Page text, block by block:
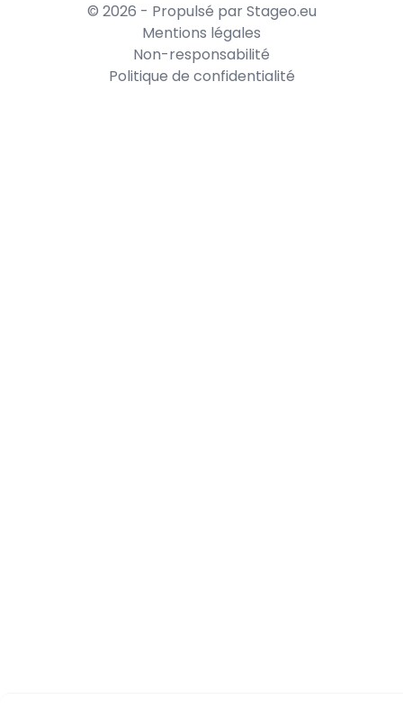
© 2026 - Propulsé par Stageo.eu
Mentions légales
Non-responsabilité
Politique de confidentialité